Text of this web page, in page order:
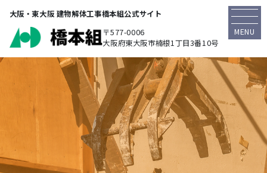
大阪・東大阪 建物解体工事橋本組公式サイト
〒577-0006
大阪府東大阪市楠根1丁目3番10号
MENU